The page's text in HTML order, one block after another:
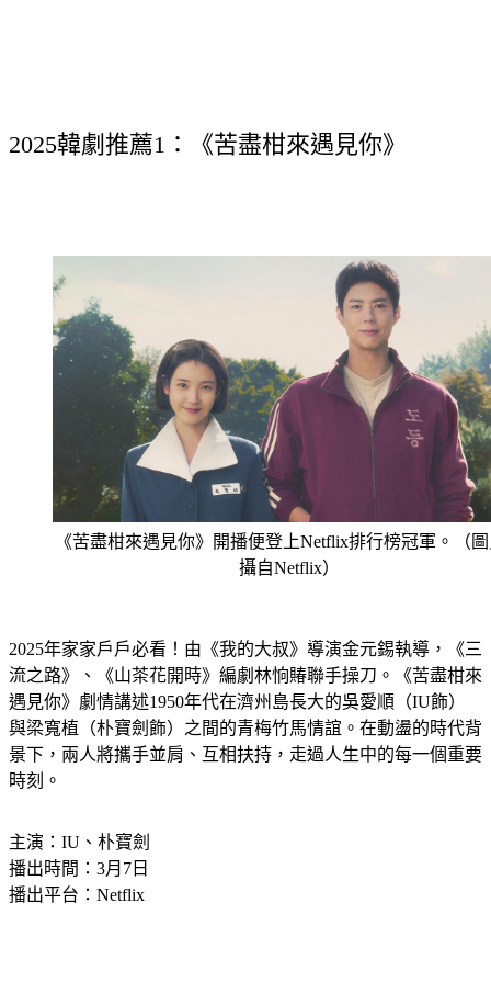
2025韓劇推薦1：《苦盡柑來遇見你》
《苦盡柑來遇見你》開播便登上Netflix排行榜冠軍。（
攝自Netflix）
2025年家家戶戶必看！由《我的大叔》導演金元錫執導，《三
流之路》、《山茶花開時》編劇林恦賰聯手操刀。《苦盡柑來
遇見你》劇情講述1950年代在濟州島長大的吳愛順（IU飾）
與梁寬植（朴寶劍飾）之間的青梅竹馬情誼。在動盪的時代背
景下，兩人將攜手並肩、互相扶持，走過人生中的每一個重要
時刻。
主演：IU、朴寶劍
播出時間：3月7日
播出平台：Netflix